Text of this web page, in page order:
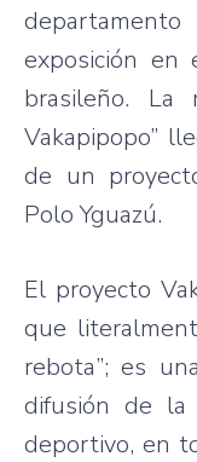
departamento
exposición en
brasileño. La
Vakapipopo”
de un
PoloYguazú.
El proyecto
que
rebota”;es una
difusión de la
deportivo, en